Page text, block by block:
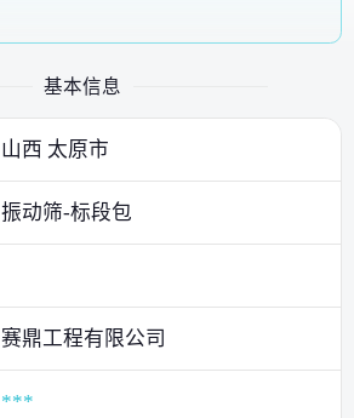
基本信息
山西 太原市
振动筛-标段包
赛鼎工程有限公司
***